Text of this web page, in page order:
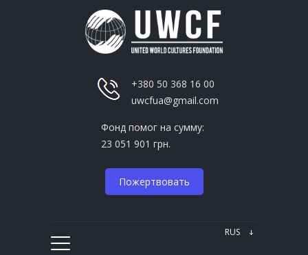
+380 50 368 16 00
uwcfua@gmail.com
Фонд помог на сумму:
23 051 901 грн.
Пожертвовать